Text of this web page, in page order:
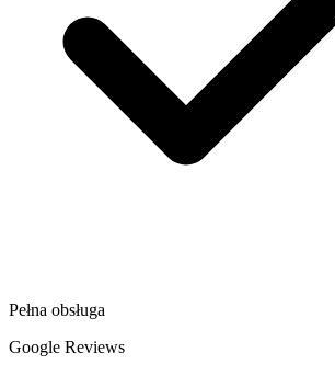
Pełna obsługa
Google Reviews